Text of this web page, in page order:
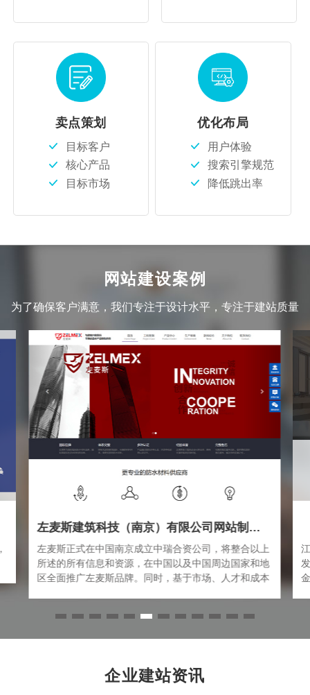
卖点策划
目标客户
核心产品
目标市场
优化布局
用户体验
搜索引擎规范
降低跳出率
网站建设案例
为了确保客户满意，我们专注于设计水平，专注于建站质量
左麦斯建筑科技（南京）有限公司网站制作案例
左麦斯正式在中国南京成立中瑞合资公司，将整合以上
所述的所有信息和资源，在中国以及中国周边国家和地
区全面推广左麦斯品牌。同时，基于市场、人才和成本
部之外的核心一环。
企业建站资讯